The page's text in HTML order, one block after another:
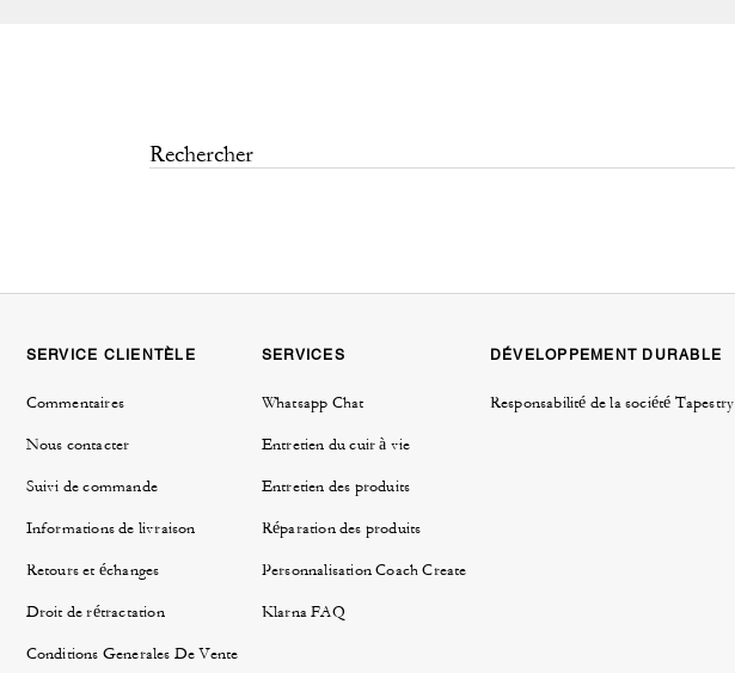
SERVICE CLIENTÈLE
Commentaires
Nous contacter
Suivi de commande
Informations de livraison
Retours et échanges
Droit de rétractation
Conditions Generales De Vente
SERVICES
Whatsapp Chat
Entretien du cuir à vie
Entretien des produits
Réparation des produits
Personnalisation Coach Create
Klarna FAQ
DÉVELOPPEMENT DURABLE
Responsabilité de la société Tapestry